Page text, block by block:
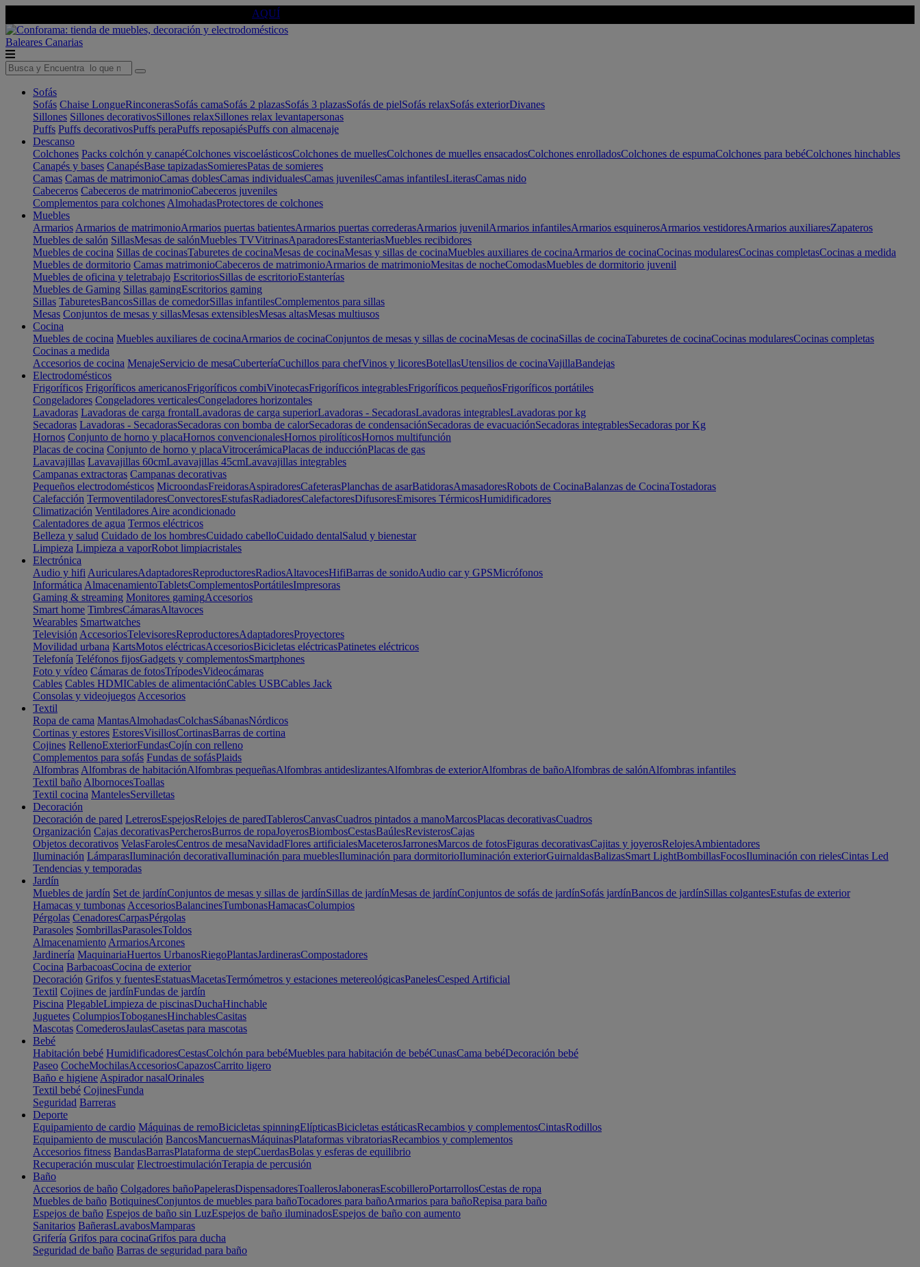
AQUÍ
Baleares Canarias
Sofás
Sofás Chaise LongueRinconerasSofás camaSofás 2 plazasSofás 3 plazasSofás de pielSofás relaxSofás exteriorDivanes
Sillones Sillones decorativosSillones relaxSillones relax levantapersonas
Puffs Puffs decorativosPuffs peraPuffs reposapiésPuffs con almacenaje
Descanso
Colchones Packs colchón y canapéColchones viscoelásticosColchones de muellesColchones de muelles ensacadosColchones enrolladosColchones de espumaColchones para bebéColchones hinchables
Canapés y bases CanapésBase tapizadasSomieresPatas de somieres
Camas Camas de matrimonioCamas doblesCamas individualesCamas juvenilesCamas infantilesLiterasCamas nido
Cabeceros Cabeceros de matrimonioCabeceros juveniles
Complementos para colchones AlmohadasProtectores de colchones
Muebles
Armarios Armarios de matrimonioArmarios puertas batientesArmarios puertas correderasArmarios juvenilArmarios infantilesArmarios esquinerosArmarios vestidoresArmarios auxiliaresZapateros
Muebles de salón SillasMesas de salónMuebles TVVitrinasAparadoresEstanteriasMuebles recibidores
Muebles de cocina Sillas de cocinasTaburetes de cocinaMesas de cocinaMesas y sillas de cocinaMuebles auxiliares de cocinaArmarios de cocinaCocinas modularesCocinas completasCocinas a medida
Muebles de dormitorio Camas matrimonioCabeceros de matrimonioArmarios de matrimonioMesitas de nocheComodasMuebles de dormitorio juvenil
Muebles de oficina y teletrabajo EscritoriosSillas de escritorioEstanterías
Muebles de Gaming Sillas gamingEscritorios gaming
Sillas TaburetesBancosSillas de comedorSillas infantilesComplementos para sillas
Mesas Conjuntos de mesas y sillasMesas extensiblesMesas altasMesas multiusos
Cocina
Muebles de cocina Muebles auxiliares de cocinaArmarios de cocinaConjuntos de mesas y sillas de cocinaMesas de cocinaSillas de cocinaTaburetes de cocinaCocinas modularesCocinas completas
Cocinas a medida
Accesorios de cocina MenajeServicio de mesaCuberteríaCuchillos para chefVinos y licoresBotellasUtensilios de cocinaVajillaBandejas
Electrodomésticos
Frigoríficos Frigoríficos americanosFrigoríficos combiVinotecasFrigoríficos integrablesFrigoríficos pequeñosFrigoríficos portátiles
Congeladores Congeladores verticalesCongeladores horizontales
Lavadoras Lavadoras de carga frontalLavadoras de carga superiorLavadoras - SecadorasLavadoras integrablesLavadoras por kg
Secadoras Lavadoras - SecadorasSecadoras con bomba de calorSecadoras de condensaciónSecadoras de evacuaciónSecadoras integrablesSecadoras por Kg
Hornos Conjunto de horno y placaHornos convencionalesHornos pirolíticosHornos multifunción
Placas de cocina Conjunto de horno y placaVitrocerámicaPlacas de inducciónPlacas de gas
Lavavajillas Lavavajillas 60cmLavavajillas 45cmLavavajillas integrables
Campanas extractoras Campanas decorativas
Pequeños electrodomésticos MicroondasFreidorasAspiradoresCafeterasPlanchas de asarBatidorasAmasadoresRobots de CocinaBalanzas de CocinaTostadoras
Calefacción TermoventiladoresConvectoresEstufasRadiadoresCalefactoresDifusoresEmisores TérmicosHumidificadores
Climatización Ventiladores Aire acondicionado
Calentadores de agua Termos eléctricos
Belleza y salud Cuidado de los hombresCuidado cabelloCuidado dentalSalud y bienestar
Limpieza Limpieza a vaporRobot limpiacristales
Electrónica
Audio y hifi AuricularesAdaptadoresReproductoresRadiosAltavocesHifiBarras de sonidoAudio car y GPSMicrófonos
Informática AlmacenamientoTabletsComplementosPortátilesImpresoras
Gaming & streaming Monitores gamingAccesorios
Smart home TimbresCámarasAltavoces
Wearables Smartwatches
Televisión AccesoriosTelevisoresReproductoresAdaptadoresProyectores
Movilidad urbana KartsMotos eléctricasAccesoriosBicicletas eléctricasPatinetes eléctricos
Telefonía Teléfonos fijosGadgets y complementosSmartphones
Foto y vídeo Cámaras de fotosTrípodesVideocámaras
Cables Cables HDMICables de alimentaciónCables USBCables Jack
Consolas y videojuegos Accesorios
Textil
Ropa de cama MantasAlmohadasColchasSábanasNórdicos
Cortinas y estores EstoresVisillosCortinasBarras de cortina
Cojines RellenoExteriorFundasCojín con relleno
Complementos para sofás Fundas de sofásPlaids
Alfombras Alfombras de habitaciónAlfombras pequeñasAlfombras antideslizantesAlfombras de exteriorAlfombras de bañoAlfombras de salónAlfombras infantiles
Textil baño AlbornocesToallas
Textil cocina MantelesServilletas
Decoración
Decoración de pared LetrerosEspejosRelojes de paredTablerosCanvasCuadros pintados a manoMarcosPlacas decorativasCuadros
Organización Cajas decorativasPercherosBurros de ropaJoyerosBiombosCestasBaúlesRevisterosCajas
Objetos decorativos VelasFarolesCentros de mesaNavidadFlores artificialesMaceterosJarronesMarcos de fotosFiguras decorativasCajitas y joyerosRelojesAmbientadores
Iluminación LámparasIluminación decorativaIluminación para mueblesIluminación para dormitorioIluminación exteriorGuirnaldasBalizasSmart LightBombillasFocosIluminación con rielesCintas Led
Tendencias y temporadas
Jardín
Muebles de jardín Set de jardínConjuntos de mesas y sillas de jardínSillas de jardínMesas de jardínConjuntos de sofás de jardínSofás jardínBancos de jardínSillas colgantesEstufas de exterior
Hamacas y tumbonas AccesoriosBalancinesTumbonasHamacasColumpios
Pérgolas CenadoresCarpasPérgolas
Parasoles SombrillasParasolesToldos
Almacenamiento ArmariosArcones
Jardinería MaquinariaHuertos UrbanosRiegoPlantasJardinerasCompostadores
Cocina BarbacoasCocina de exterior
Decoración Grifos y fuentesEstatuasMacetasTermómetros y estaciones metereológicasPanelesCesped Artificial
Textil Cojines de jardínFundas de jardín
Piscina PlegableLimpieza de piscinasDuchaHinchable
Juguetes ColumpiosToboganesHinchablesCasitas
Mascotas ComederosJaulasCasetas para mascotas
Bebé
Habitación bebé HumidificadoresCestasColchón para bebéMuebles para habitación de bebéCunasCama bebéDecoración bebé
Paseo CocheMochilasAccesoriosCapazosCarrito ligero
Baño e higiene Aspirador nasalOrinales
Textil bebé CojinesFunda
Seguridad Barreras
Deporte
Equipamiento de cardio Máquinas de remoBicicletas spinningElípticasBicicletas estáticasRecambios y complementosCintasRodillos
Equipamiento de musculación BancosMancuernasMáquinasPlataformas vibratoriasRecambios y complementos
Accesorios fitness BandasBarrasPlataforma de stepCuerdasBolas y esferas de equilibrio
Recuperación muscular ElectroestimulaciónTerapia de percusión
Baño
Accesorios de baño Colgadores bañoPapelerasDispensadoresToallerosJabonerasEscobilleroPortarrollosCestas de ropa
Muebles de baño BotiquinesConjuntos de muebles para bañoTocadores para bañoArmarios para bañoRepisa para baño
Espejos de baño Espejos de baño sin LuzEspejos de baño iluminadosEspejos de baño con aumento
Sanitarios BañerasLavabosMamparas
Grifería Grifos para cocinaGrifos para ducha
Seguridad de baño Barras de seguridad para baño